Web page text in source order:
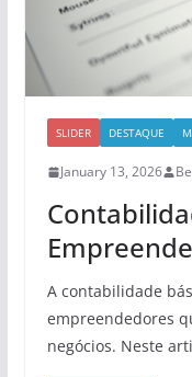
SLIDER DESTAQUE
January 13, 2026
A contabilidade
empreendedores
negócios. Neste